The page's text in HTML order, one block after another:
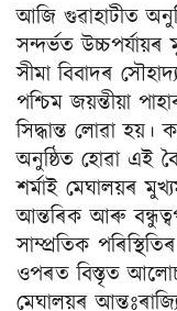
আজি গুৱাহাটীত
সন্দৰ্ভত উচ্চপৰ্যায়ৰ
সীমা বিবাদৰ
পশ্চিম জয়ন্তীয়া
সিদ্ধান্ত লোৱা হয়।
অনুষ্ঠিত হোৱা এই
শৰ্মাই মেঘালয়ৰ
আন্তৰিক আৰু
সাম্প্ৰতিক
ওপৰত বিস্তৃত
মেঘালয়ৰ